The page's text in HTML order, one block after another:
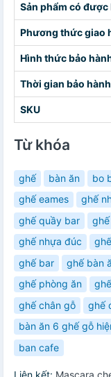
Sản phẩm có
Phương thức giao
Hình thức bảo
Thời gian bảo hành
SKU
Từ khóa
ghế bàn ăn bo
ghế eames
ghế
ghế quầy bar
ghế nhựa đúc
ghế bar
ghế bàn
ghế phòng ăn
ghế chân gỗ
ghế
bàn ăn 6 ghế gỗ
ban cafe
Liên kết: Mascara